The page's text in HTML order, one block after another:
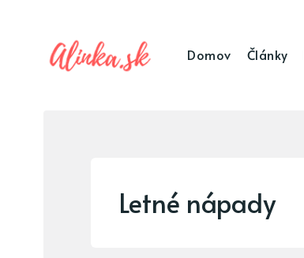
Domov Články
Letné nápady